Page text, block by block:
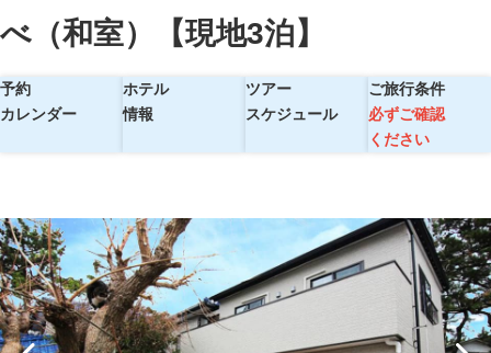
べ（和室）【現地3泊】
予約
カレンダー
ホテル
情報
ツアー
スケジュール
ご旅行条件
必ずご確認
ください